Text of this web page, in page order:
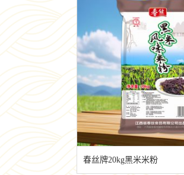
春丝牌20kg黑米米粉